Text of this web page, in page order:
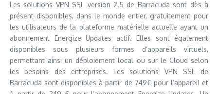
Les solutions VPN SSL version 2.5 de Barracuda sont dès à
présent disponibles, dans le monde entier, gratuitement pour
les utilisateurs de la plateforme matérielle actuelle ayant un
abonnement Energize Updates actif. Elles sont également
disponibles sous plusieurs formes d’appareils virtuels,
permettant ainsi un déploiement local ou sur le Cloud selon
les besoins des entreprises. Les solutions VPN SSL de
Barracuda sont disponibles à partir de 749€ pour l’appareil et